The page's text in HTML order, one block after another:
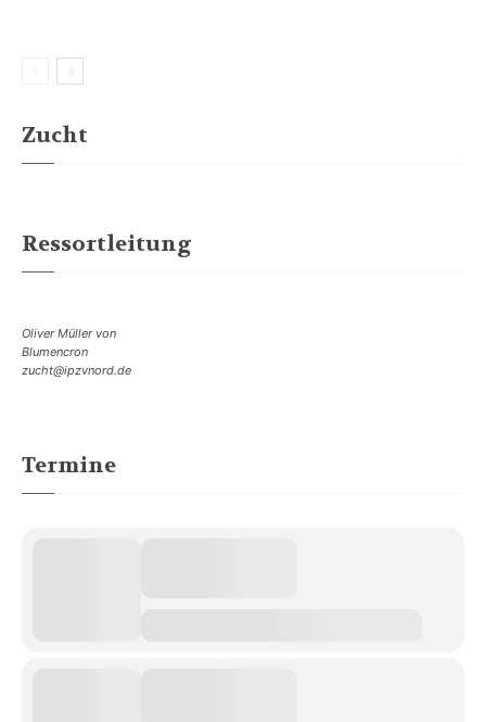
Zucht
Ressortleitung
Oliver Müller von
Blumencron
zucht@ipzvnord.de
Termine